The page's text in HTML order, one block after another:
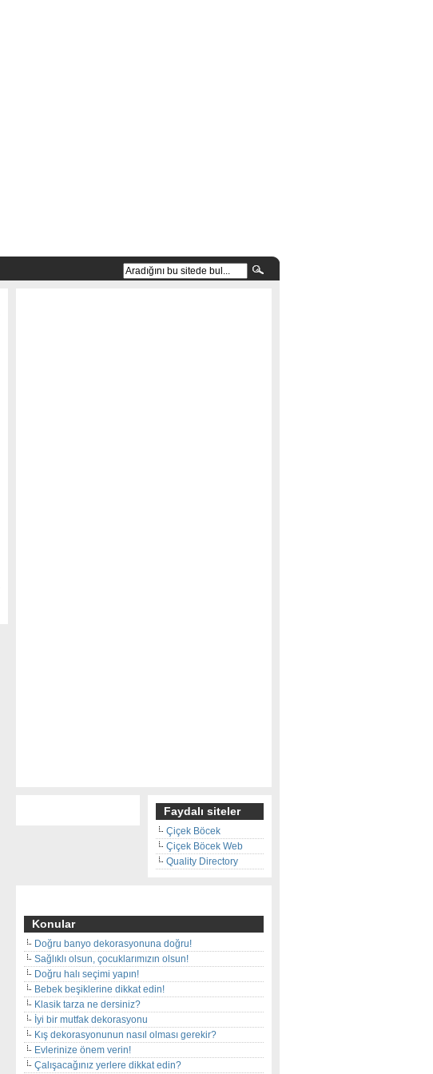
Faydalı siteler
Çiçek Böcek
Çiçek Böcek Web
Quality Directory
Konular
Doğru banyo dekorasyonuna doğru!
Sağlıklı olsun, çocuklarımızın olsun!
Doğru halı seçimi yapın!
Bebek beşiklerine dikkat edin!
Klasik tarza ne dersiniz?
İyi bir mutfak dekorasyonu
Kış dekorasyonunun nasıl olması gerekir?
Evlerinize önem verin!
Çalışacağınız yerlere dikkat edin?